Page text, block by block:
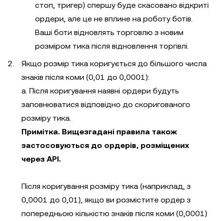
стоп, тригер) спершу буде скасовано відкриті
ордери, але це не вплине на роботу ботів.
Ваші боти відновлять торговлю з новим
розміром тика після відновлення торгівлі.
Якщо розмір тика коригується до більшого числа
знаків після коми (0,01 до 0,0001):
a. Після коригування наявні ордери будуть
заповнюватися відповідно до скоригованого
розміру тика.
Примітка. Вищезгадані правила також
застосовуються до ордерів, розміщених
через API.
Після коригування розміру тика (наприклад, з
0,0001 до 0,01), якщо ви розмістите ордер з
попередньою кількістю знаків після коми (0,0001)